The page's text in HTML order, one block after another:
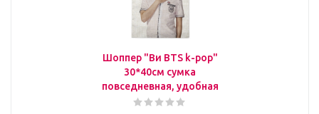
Шоппер "Ви BTS k-pop"
30*40см сумка
повседневная, удобная